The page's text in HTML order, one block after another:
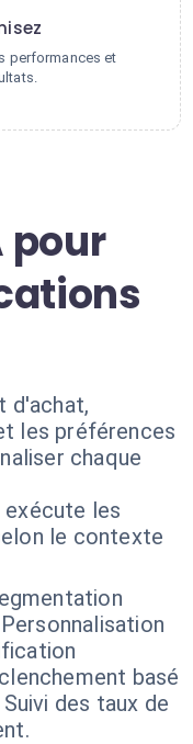
performances et
pour
d'achat,
les préférences
chaque
exécute les
le contexte
basé
des taux de